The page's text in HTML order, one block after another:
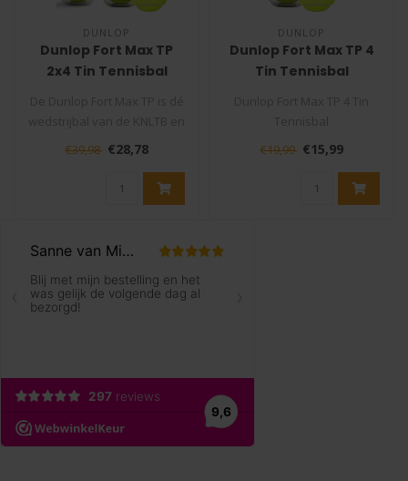
DUNLOP
Dunlop Fort Max TP
2x4 Tin Tennisbal
de beste tennisbal die ..
€39,98 €28,78
DUNLOP
Dunlop Fort Max TP 4
Tin Tennisbal
De Dunlop Fort Max TP is de
wedstrijbal van ..
€19,99 €15,99